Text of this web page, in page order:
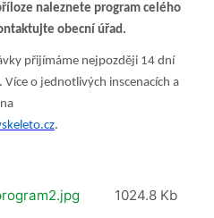
naleznete program celého
obecní úřad.
přijímáme nejpozději 14 dní
Více o jednotlivých inscenacích a
.
1024.8 Kb